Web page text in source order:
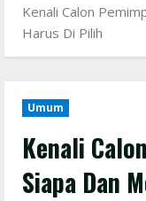
Kenali Calon
Harus Di Pilih
Umum
Kenali
Siapa Dan